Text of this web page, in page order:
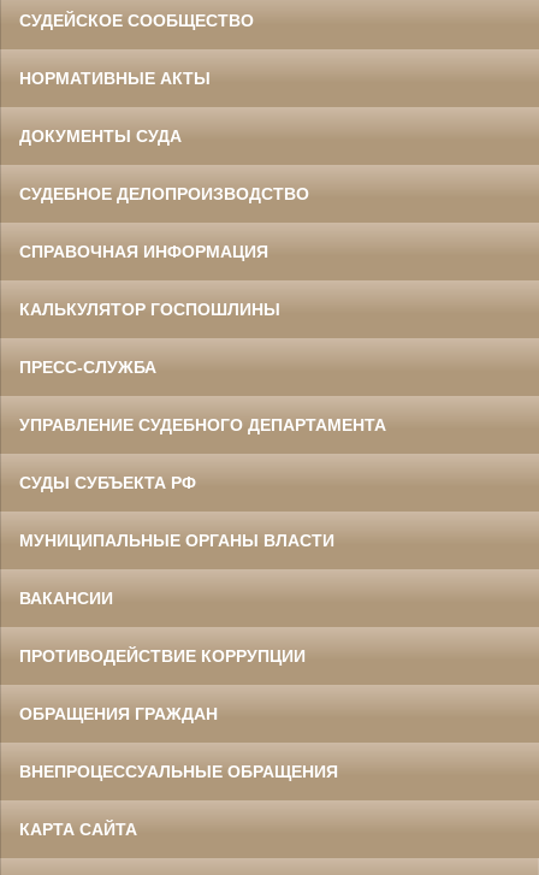
СУДЕЙСКОЕ СООБЩЕСТВО
НОРМАТИВНЫЕ АКТЫ
ДОКУМЕНТЫ СУДА
СУДЕБНОЕ ДЕЛОПРОИЗВОДСТВО
СПРАВОЧНАЯ ИНФОРМАЦИЯ
КАЛЬКУЛЯТОР ГОСПОШЛИНЫ
ПРЕСС-СЛУЖБА
УПРАВЛЕНИЕ СУДЕБНОГО ДЕПАРТАМЕНТА
СУДЫ СУБЪЕКТА РФ
МУНИЦИПАЛЬНЫЕ ОРГАНЫ ВЛАСТИ
ВАКАНСИИ
ПРОТИВОДЕЙСТВИЕ КОРРУПЦИИ
ОБРАЩЕНИЯ ГРАЖДАН
ВНЕПРОЦЕССУАЛЬНЫЕ ОБРАЩЕНИЯ
КАРТА САЙТА